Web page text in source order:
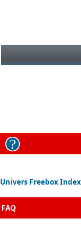
Univers Freebox
FAQ